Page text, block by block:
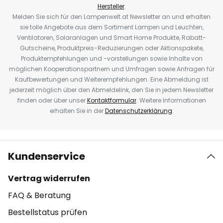
Hersteller.
Melden Sie sich für den Lampenwelt.at Newsletter an und erhalten
sie tolle Angebote aus dem Sortiment Lampen und Leuchten,
Ventilatoren, Solaranlagen und Smart Home Produkte, Rabatt-
Gutscheine, Produktpreis-Reduzierungen oder Aktionspakete,
Produktempfehlungen und -vorstellungen sowie Inhalte von
möglichen Kooperationspartnern und Umfragen sowie Anfragen für
Kaufbewertungen und Weiterempfehlungen. Eine Abmeldung ist
jederzeit möglich über den Abmeldelink, den Sie in jedem Newsletter
finden oder über unserKontaktformular. Weitere Informationen
erhalten Sie in derDatenschutzerklärung.
Kundenservice
Vertrag widerrufen
FAQ & Beratung
Bestellstatus prüfen